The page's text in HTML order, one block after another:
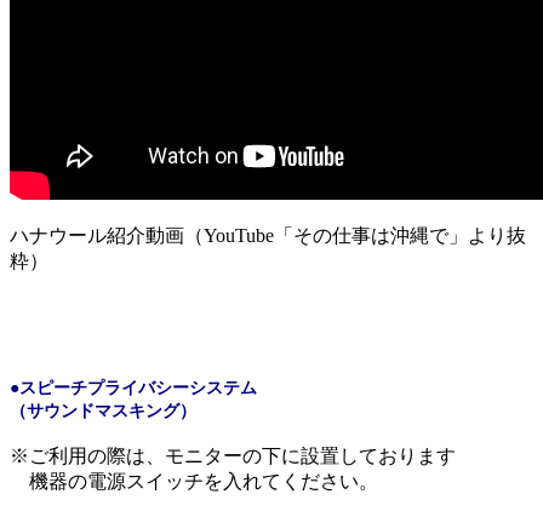
ハナウール紹介動画（YouTube「その仕事は沖縄で」より抜
粋）
●スピーチプライバシーシステム
（サウンドマスキング）
※ご利用の際は、モニターの下に設置しております
機器の電源スイッチを入れてください。